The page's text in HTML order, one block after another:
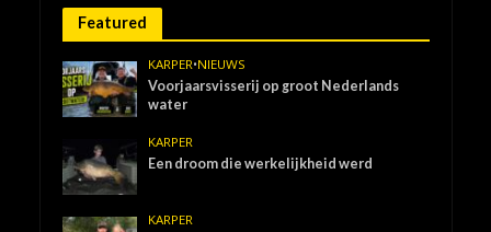
Featured
KARPER•NIEUWS
Voorjaarsvisserij op groot Nederlands
water
KARPER
Een droom die werkelijkheid werd
KARPER